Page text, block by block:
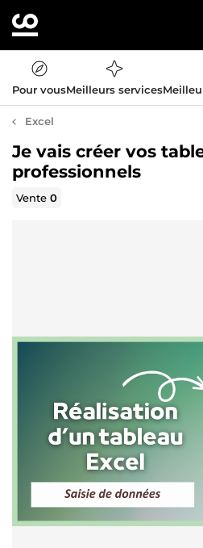
Pour vousMeilleurs services
Excel
Je vais créer vos
professionnels
Vente0